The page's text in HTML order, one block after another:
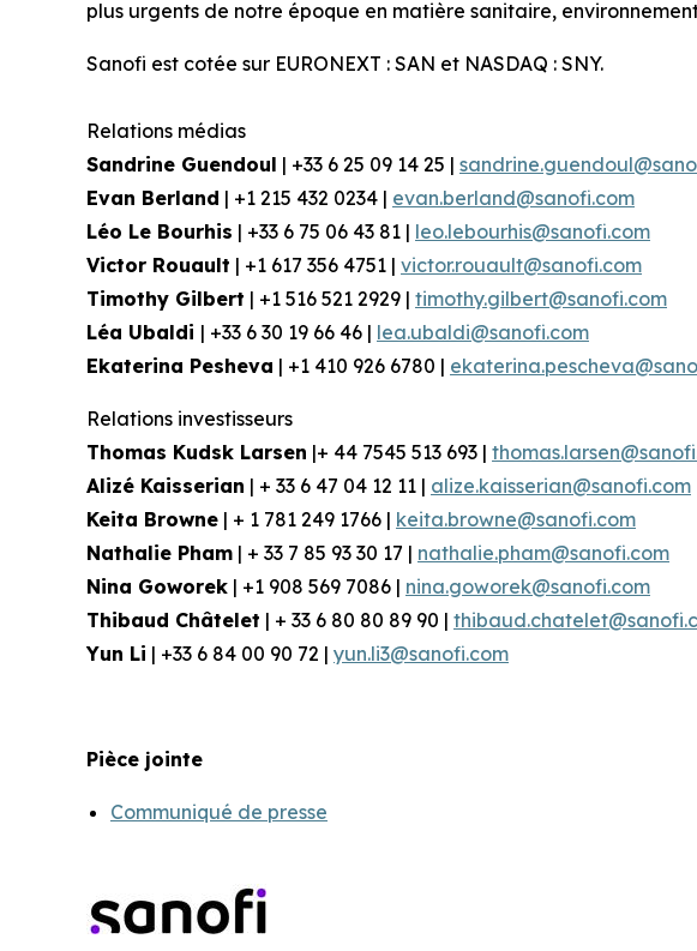
plus urgents de notre époque en matière sanitaire,
Sanofi est cotée sur EURONEXT : SAN et NASDAQ : SNY.
Relations médias
Sandrine Guendoul | +33 6 25 09 14 25 |
Evan Berland | +1 215 432 0234 | evan.berland@sanofi.com
Léo Le Bourhis | +33 6 75 06 43 81 | leo.lebourhis@sanofi.com
Victor Rouault | +1 617 356 4751 | victor.rouault@sanofi.com
Timothy Gilbert | +1 516 521 2929 | timothy.gilbert@sanofi.com
Léa Ubaldi | +33 6 30 19 66 46 | lea.ubaldi@sanofi.com
Ekaterina Pesheva | +1 410 926 6780 |
Relations investisseurs
Thomas Kudsk Larsen |+ 44 7545 513 693 |
Alizé Kaisserian | + 33 6 47 04 12 11 | alize.kaisserian@sanofi.com
Keita Browne | + 1 781 249 1766 | keita.browne@sanofi.com
Nathalie Pham | + 33 7 85 93 30 17 | nathalie.pham@sanofi.com
Nina Goworek | +1 908 569 7086 | nina.goworek@sanofi.com
Thibaud Châtelet | + 33 6 80 80 89 90 |
Yun Li | +33 6 84 00 90 72 | yun.li3@sanofi.com
Pièce jointe
Communiqué de presse